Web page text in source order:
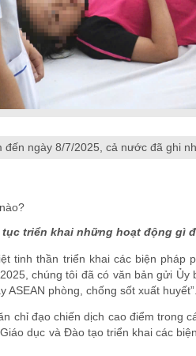
đến ngày 8/7/2025, cả nước đã ghi
triển khai những hoạt động gì
tinh thần triển khai các biện pháp
chúng tôi đã có văn bản gửi
phòng, chống sốt xuất huyết”.
chỉ đạo chiến dịch cao điểm trong
dục và Đào tạo triển khai các